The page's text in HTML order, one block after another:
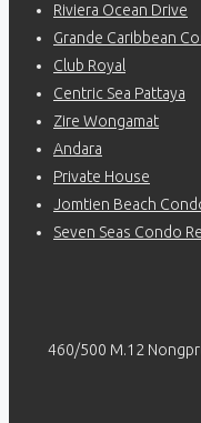
Riviera Ocean Drive
Grande Caribbean
Club Royal
Centric Sea Pattaya
Zire Wongamat
Andara
Private House
Jomtien Beach
Seven Seas Condo
460/500 M.12